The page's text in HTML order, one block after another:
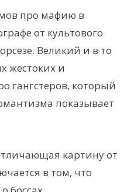
про мафию в
от культового
Великий и в то
жестоких и
гангстеров, который
показывает
картину от
в том, что